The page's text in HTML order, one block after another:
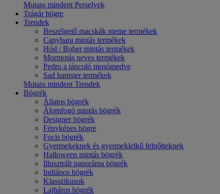
Mutass mindent Perselyek
Trágár bögre
Trendek
Beszélgető macskák meme termékek
Capybara mintás termékek
Hód / Bober mintás termékek
Mormotás neves termékek
Pedro a táncoló mosómedve
Sad hamster termékek
Mutass mindent Trendek
Bögrék
Állatos bögrék
Álomfogó mintás bögrék
Designer bögrék
Fényképes bögre
Focis bögrék
Gyermekeknek és gyermeklelkű felnőtteknek
Halloween mintás bögrék
Illusztrált panoráma bögrék
Indiános bögrék
Klasszikusok
Lajháros bögrék